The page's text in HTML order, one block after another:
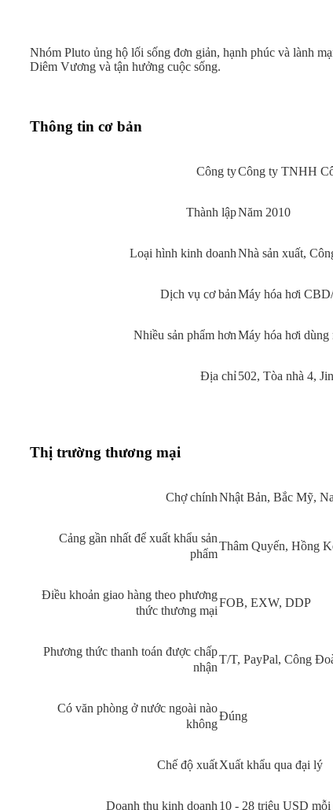
Nhóm Pluto ủng hộ lối sống đơn giản, hạnh phúc và lành
Diêm Vương và tận hưởng cuộc sống.
Thông tin cơ bản
Công tyCông ty TNHH
Thành lậpNăm 2010
Loại hình kinh doanhNhà sản xuất,
Dịch vụ cơ bảnMáy hóa hơi
Nhiều sản phẩm hơnMáy hóa hơi dùng
Địa chỉ502, Tòa nhà 4,
Thị trường thương mại
Chợ chínhNhật Bản, Bắc Mỹ,
Cảng gần nhất để xuất khẩu sản
phẩm
Thâm Quyến, Hồng
Điều khoản giao hàng theo phương
thức thương mại
FOB, EXW, DDP
Phương thức thanh toán được chấp
nhận
T/T, PayPal, Công
Có văn phòng ở nước ngoài nào
không
Đúng
Chế độ xuấtXuất khẩu qua đại lý
Doanh thu kinh doanh 10 - 28 triệu USD mỗi